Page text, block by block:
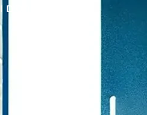
את מערכות היחסים